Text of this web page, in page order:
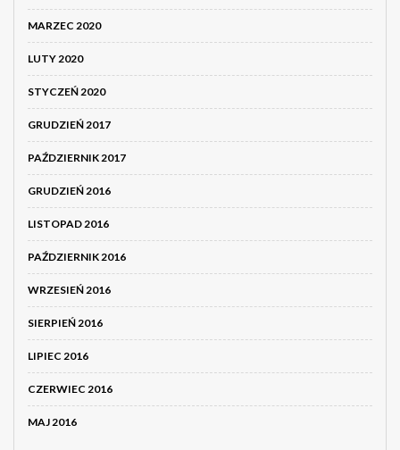
MARZEC 2020
LUTY 2020
STYCZEŃ 2020
GRUDZIEŃ 2017
PAŹDZIERNIK 2017
GRUDZIEŃ 2016
LISTOPAD 2016
PAŹDZIERNIK 2016
WRZESIEŃ 2016
SIERPIEŃ 2016
LIPIEC 2016
CZERWIEC 2016
MAJ 2016